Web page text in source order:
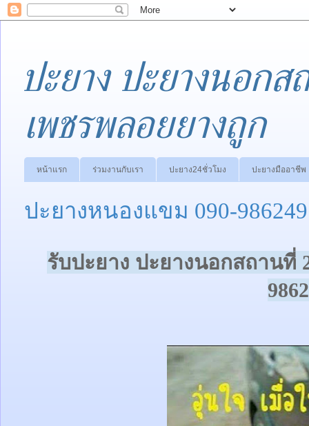
ปะยาง ปะยางนอก
เพชรพลอยยางถูก
หน้าแรก ร่วมงานกับเรา ปะยาง24ชั่วโมง ปะยางมืออาชีพ
ปะยางหนองแขม 090-
รับปะยาง ปะยางนอกสถานที่